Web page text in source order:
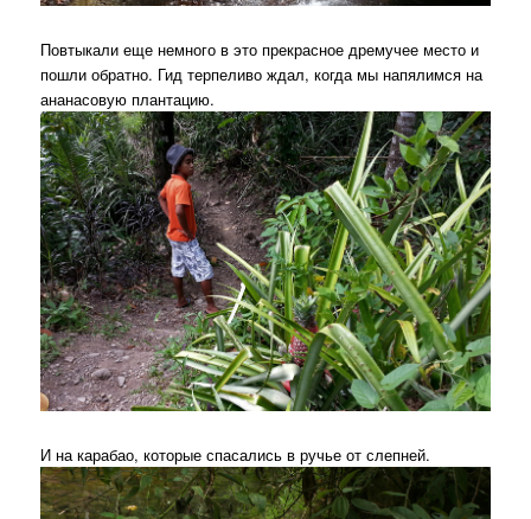
Повтыкали еще немного в это прекрасное дремучее место и
пошли обратно. Гид терпеливо ждал, когда мы напялимся на
ананасовую плантацию.
И на карабао, которые спасались в ручье от слепней.